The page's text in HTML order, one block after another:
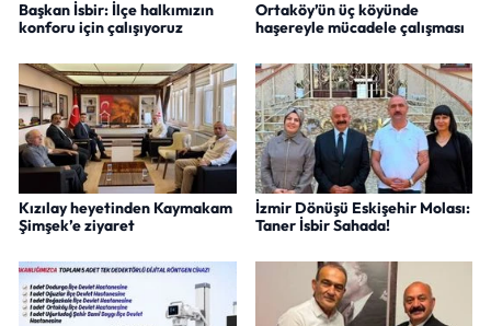
Başkan İsbir: İlçe halkımızın
konforu için çalışıyoruz
Ortaköy’ün üç köyünde
haşereyle mücadele çalışması
Kızılay heyetinden Kaymakam
Şimşek’e ziyaret
İzmir Dönüşü Eskişehir Molası:
Taner İsbir Sahada!